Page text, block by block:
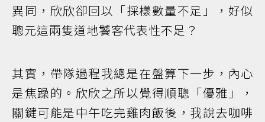
異同，欣欣卻回以「採樣數量不足」，好似
聰元這兩隻道地饕客代表性不足？
其實，帶隊過程我總是在盤算下一步，內心
是焦躁的。欣欣之所以覺得順聰「優雅」，
關鍵可能是中午吃完雞肉飯後，我說去咖啡